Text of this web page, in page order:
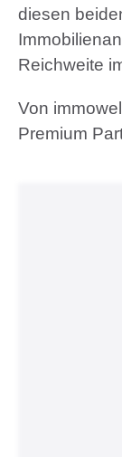
diesen
Reichweite
Von
Premium